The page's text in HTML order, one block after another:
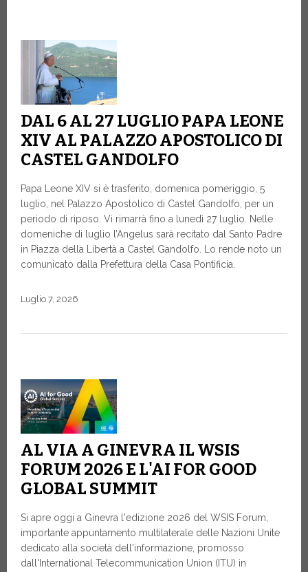
DAL 6 AL 27 LUGLIO PAPA LEONE
XIV AL PALAZZO APOSTOLICO DI
CASTEL GANDOLFO
Papa Leone XIV si è trasferito, domenica pomeriggio, 5
luglio, nel Palazzo Apostolico di Castel Gandolfo, per un
periodo di riposo. Vi rimarrà fino a lunedì 27 luglio. Nelle
domeniche di luglio l’Angelus sarà recitato dal Santo Padre
in Piazza della Libertà a Castel Gandolfo. Lo rende noto un
comunicato dalla Prefettura della Casa Pontificia.
Luglio 7, 2026
AL VIA A GINEVRA IL WSIS
FORUM 2026 E L'AI FOR GOOD
GLOBAL SUMMIT
Si apre oggi a Ginevra l'edizione 2026 del WSIS Forum,
importante appuntamento multilaterale delle Nazioni Unite
dedicato alla società dell'informazione, promosso
dall'International Telecommunication Union (ITU) in